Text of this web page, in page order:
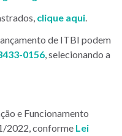
clique aqui.
de ITBI podem
0156, selecionando a
e Funcionamento
2022, conforme Lei